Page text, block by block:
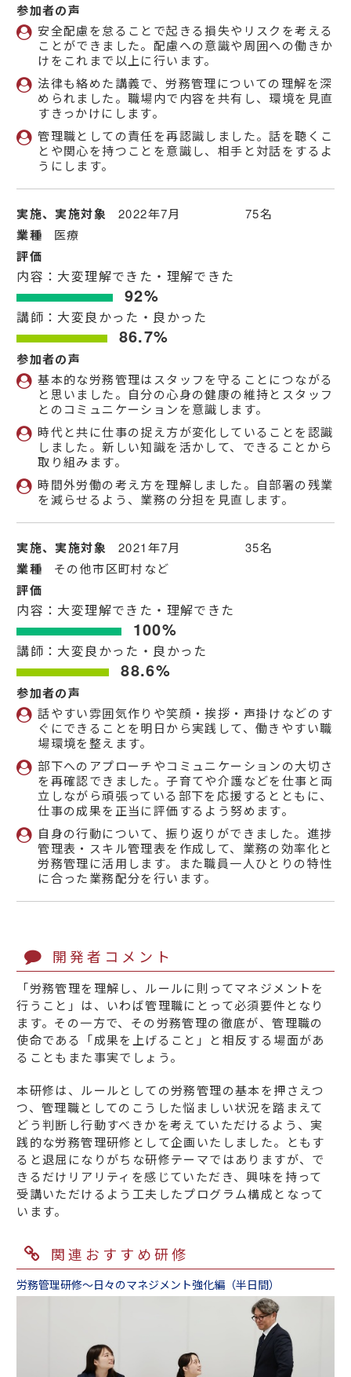
参加者の声
安全配慮を怠ることで起きる損失やリスクを考える
ことができました。配慮への意識や周囲への働きか
けをこれまで以上に行います。
法律も絡めた講義で、労務管理についての理解を深
められました。職場内で内容を共有し、環境を見直
すきっかけにします。
管理職としての責任を再認識しました。話を聴くこ
とや関心を持つことを意識し、相手と対話をするよ
うにします。
実施、実施対象 2022年7月 75名
業種 医療
評価
内容：大変理解できた・理解できた
92%
講師：大変良かった・良かった
86.7%
参加者の声
基本的な労務管理はスタッフを守ることにつながる
と思いました。自分の心身の健康の維持とスタッフ
とのコミュニケーションを意識します。
時代と共に仕事の捉え方が変化していることを認識
しました。新しい知識を活かして、できることから
取り組みます。
時間外労働の考え方を理解しました。自部署の残業
を減らせるよう、業務の分担を見直します。
実施、実施対象 2021年7月 35名
業種 その他市区町村など
評価
内容：大変理解できた・理解できた
100%
講師：大変良かった・良かった
88.6%
参加者の声
話やすい雰囲気作りや笑顔・挨拶・声掛けなどのす
ぐにできることを明日から実践して、働きやすい職
場環境を整えます。
部下へのアプローチやコミュニケーションの大切さ
を再確認できました。子育てや介護などを仕事と両
立しながら頑張っている部下を応援するとともに、
仕事の成果を正当に評価するよう努めます。
自身の行動について、振り返りができました。進捗
管理表・スキル管理表を作成して、業務の効率化と
労務管理に活用します。また職員一人ひとりの特性
に合った業務配分を行います。
開発者コメント
「労務管理を理解し、ルールに則ってマネジメントを
行うこと」は、いわば管理職にとって必須要件となり
ます。その一方で、その労務管理の徹底が、管理職の
使命である「成果を上げること」と相反する場面があ
ることもまた事実でしょう。
本研修は、ルールとしての労務管理の基本を押さえつ
つ、管理職としてのこうした悩ましい状況を踏まえて
どう判断し行動すべきかを考えていただけるよう、実
践的な労務管理研修として企画いたしました。ともす
ると退屈になりがちな研修テーマではありますが、で
きるだけリアリティを感じていただき、興味を持って
受講いただけるよう工夫したプログラム構成となって
います。
関連おすすめ研修
労務管理研修～日々のマネジメント強化編（半日間）